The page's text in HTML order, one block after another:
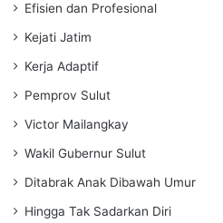
Efisien dan Profesional
Kejati Jatim
Kerja Adaptif
Pemprov Sulut
Victor Mailangkay
Wakil Gubernur Sulut
Ditabrak Anak Dibawah Umur
Hingga Tak Sadarkan Diri